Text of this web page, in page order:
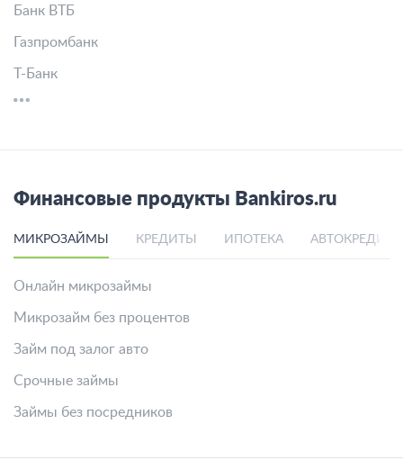
Банк ВТБ
Газпромбанк
Т-Банк
Финансовые продукты Bankiros.ru
МИКРОЗАЙМЫ КРЕДИТЫ ИПОТЕКА
Онлайн микрозаймы
Микрозайм без процентов
Займ под залог авто
Срочные займы
Займы без посредников